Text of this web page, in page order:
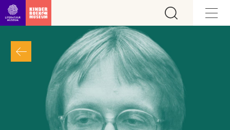
Ga direct naar inhoud